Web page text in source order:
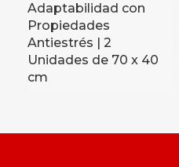
Adaptabilidad con
Propiedades
Antiestrés | 2
Unidades de 70 x 40
cm